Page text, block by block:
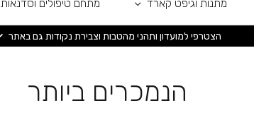
מתנות וגיפט קארד מתחם טיפולים וסדנאות
הצטרפי למועדון ותהני מהטבות וצבירת נקודות גם באתר
הנמכרים ביותר